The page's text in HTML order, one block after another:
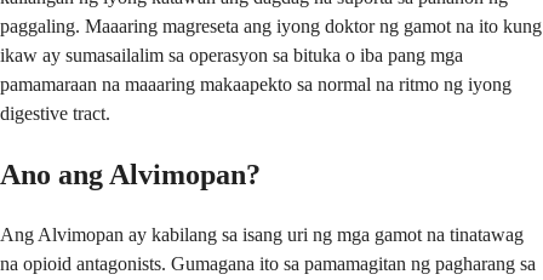
paggaling. Maaaring magreseta ang iyong doktor ng gamot na ito kung
ikaw ay sumasailalim sa operasyon sa bituka o iba pang mga
pamamaraan na maaaring makaapekto sa normal na ritmo ng iyong
digestive tract.
Ano ang Alvimopan?
Ang Alvimopan ay kabilang sa isang uri ng mga gamot na tinatawag
na opioid antagonists. Gumagana ito sa pamamagitan ng pagharang sa